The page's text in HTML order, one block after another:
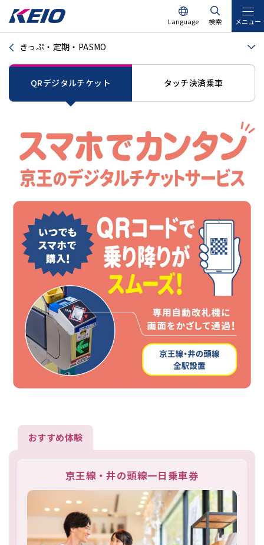
Language 検索 メニュー
きっぷ・定期・PASMO
QRデジタルチケット タッチ決済乗車
おすすめ体験
京王線・井の頭線一日乗車券